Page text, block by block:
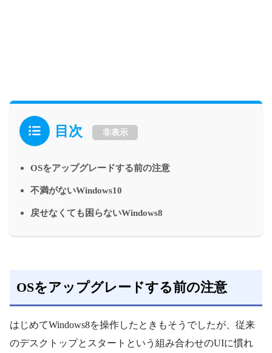
目次 非表示
OSをアップグレードする前の注意
不満がないWindows10
戻せなくても困らないWindows8
OSをアップグレードする前の注意
はじめてWindows8を操作したときもそうでしたが、従来
のデスクトップとスタートという組み合わせのUIに慣れ